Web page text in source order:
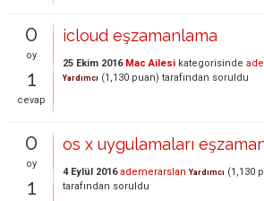
0
oy
1
cevap
icloud eşzamanlama
25 Ekim 2016 Mac Ailesi kategorisinde
Yardımcı (1,130 puan) tarafından soruldu
0
oy
1
os x uygulamaları
4 Eylül 2016 ademerarslan Yardımcı (1,130
tarafından soruldu